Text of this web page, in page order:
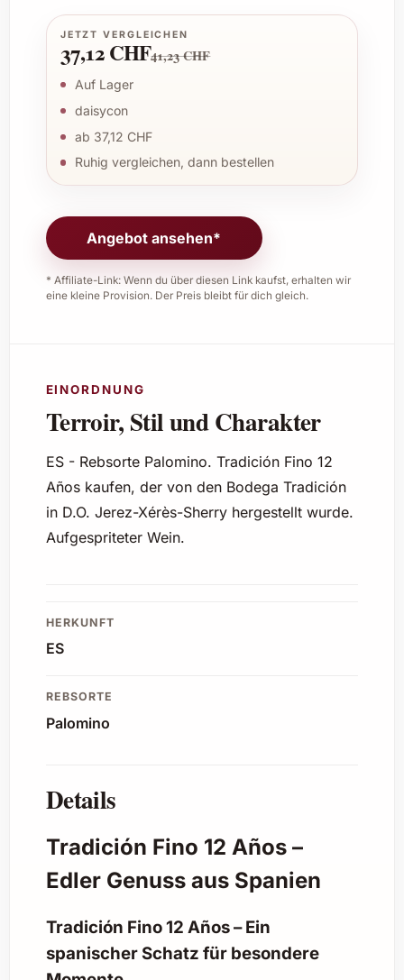
JETZT VERGLEICHEN
37,12 CHF41,23 CHF
Auf Lager
daisycon
ab 37,12 CHF
Ruhig vergleichen, dann bestellen
Angebot ansehen*
* Affiliate-Link: Wenn du über diesen Link kaufst, erhalten wir
eine kleine Provision. Der Preis bleibt für dich gleich.
EINORDNUNG
Terroir, Stil und Charakter
ES - Rebsorte Palomino. Tradición Fino 12
Años kaufen, der von den Bodega Tradición
in D.O. Jerez-Xérès-Sherry hergestellt wurde.
Aufgespriteter Wein.
HERKUNFT
ES
REBSORTE
Palomino
Details
Tradición Fino 12 Años –
Edler Genuss aus Spanien
Tradición Fino 12 Años – Ein
spanischer Schatz für besondere